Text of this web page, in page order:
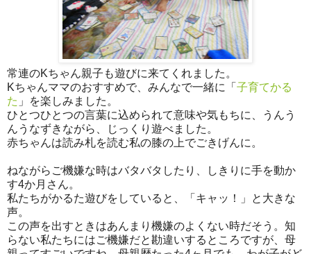
常連のKちゃん親子も遊びに来てくれました。
Kちゃんママのおすすめで、みんなで一緒に「 子育てかる
た 」を楽しみました。
ひとつひとつの言葉に込められて意味や気もちに、うんう
んうなずきながら、じっくり遊べました。
赤ちゃんは読み札を読む私の膝の上でごきげんに。
ねながらご機嫌な時はバタバタしたり、しきりに手を動か
す4か月さん。
私たちがかるた遊びをしていると、「キャッ！」と大きな
声。
この声を出すときはあんまり機嫌のよくない時だそう。知
らない私たちにはご機嫌だと勘違いするところですが、母